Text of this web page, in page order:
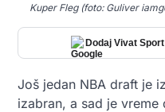
Kuper Fleg (foto: Guliver
Dodaj Vivat
Još jedan NBA draft je
izabran, a sad je